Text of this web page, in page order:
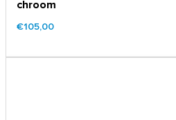
chroom
€105,00